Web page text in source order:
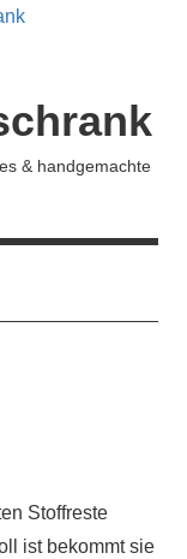
& handgemachte
Stoffreste
ist bekommt sie